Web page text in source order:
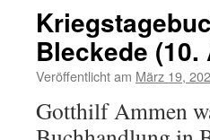
Bleckede
Veröffentlicht am März 19,
Gotthilf Ammen